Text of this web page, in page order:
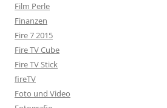
Film Perle
Finanzen
Fire 7 2015
Fire TV Cube
Fire TV Stick
fireTV
Foto und Video